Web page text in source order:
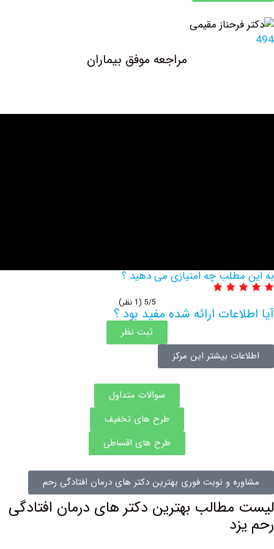
مراجعه موفق بیماران
چه امتیازی می دهید ؟
ارائه شده مفید بود ؟
بیشتر این مرکز
سوالات متداول
طرح های تخفیف
طرح های اقساطی
و نوبت فوری بهترین دکتر های درمان افتادگی رحم
بهترین دکتر های درمان افتادگی